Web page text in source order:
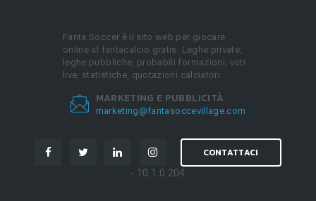
Fanta.Soccer è il sito web per giocare
online al fantacalcio gratis. Leghe private,
leghe pubbliche, probabili formazioni, voti
live, statistiche, quotazioni calciatori.
MARKETING E PUBBLICITÀ
marketing@fantasoccevillage.com
CONTATTACI
- 10.1.0.204